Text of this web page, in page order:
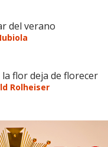
del verano
la flor deja de florecer
Rolheiser